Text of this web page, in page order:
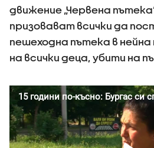
движение „Червена
призовават всички да
пешеходна пътека в
на всички деца, убити на